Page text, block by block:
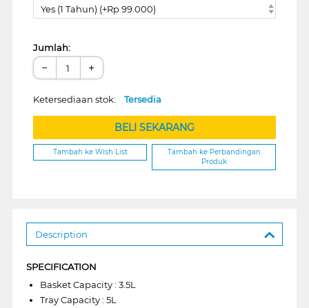
Yes (1 Tahun) (+Rp 99.000)
Jumlah:
− +
Ketersediaan stok: Tersedia
BELI SEKARANG
Tambah ke Wish List
Tambah ke Perbandingan
Produk
Description
SPECIFICATION
Basket Capacity : 3.5L
Tray Capacity : 5L